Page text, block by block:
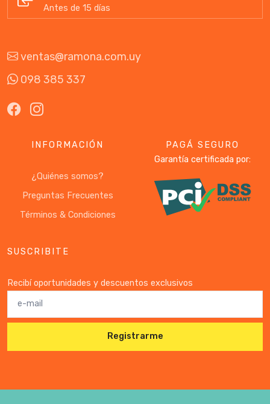
Antes de 15 días
ventas@ramona.com.uy
098 385 337
INFORMACIÓN
¿Quiénes somos?
Preguntas Frecuentes
Términos & Condiciones
PAGÁ SEGURO
Garantía certificada por:
SUSCRIBITE
Recibí oportunidades y descuentos exclusivos
Registrarme